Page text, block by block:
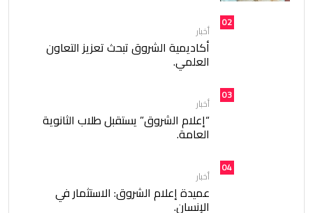
02
أخبار
أكاديمية الشروق تبحث تعزيز التعاون
العلمي.
03
أخبار
“إعلام الشروق” يستقبل طلاب الثانوية
العامة.
04
أخبار
عميدة إعلام الشروق: الاستثمار في
الإنسان.